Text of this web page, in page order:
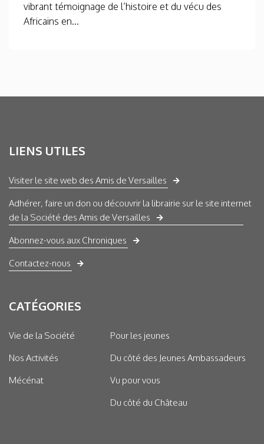
vibrant témoignage de l’histoire et du vécu des
Africains en...
LIENS UTILES
Visiter le site web des Amis de Versailles
Adhérer, faire un don ou découvrir la librairie sur le site internet
de la Société des Amis de Versailles
Abonnez-vous aux Chroniques
Contactez-nous
CATÉGORIES
Vie de la Société
Nos Activités
Mécénat
Pour les jeunes
Du côté des Jeunes Ambassadeurs
Vu pour vous
Du côté du Château